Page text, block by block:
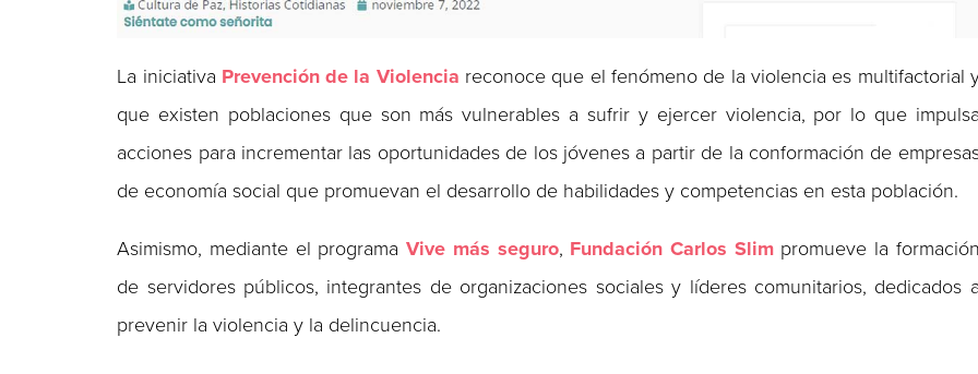
La iniciativa Prevención de la Violencia reconoce que el fenómeno de la violencia es multifactorial
que existen poblaciones que son más vulnerables a sufrir y ejercer violencia, por lo que
acciones para incrementar las oportunidades de los jóvenes a partir de la conformación de
de economía social que promuevan el desarrollo de habilidades y competencias en esta población.
Asimismo, mediante el programaVive más seguro, Fundación Carlos Slimpromueve la
de servidores públicos, integrantes de organizaciones sociales y líderes comunitarios, dedicados
prevenir la violencia y la delincuencia.